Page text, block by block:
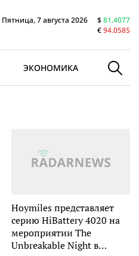
Пятница, 7 августа 2026 $81.4077
€94.0585
ЭКОНОМИКА В МИРЕ
Hoymiles представляет
серию HiBattery 4020 на
мероприятии The
Unbreakable Night в